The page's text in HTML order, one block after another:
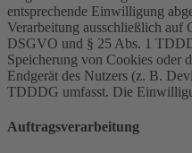
entsprechende Einwilligung
Verarbeitung ausschließlich auf
DSGVO und § 25 Abs. 1
Speicherung von Cookies oder
Endgerät des Nutzers (z. B.
TDDDG umfasst. Die
Auftragsverarbeitung